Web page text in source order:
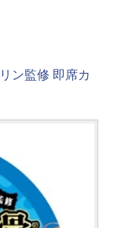
ン監修 即席カ